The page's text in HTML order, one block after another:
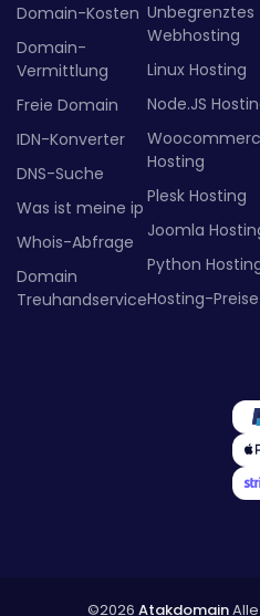
Domain-Kosten
Domain-
Vermittlung
Freie Domain
IDN-Konverter
DNS-Suche
Was ist meine ip
Whois-Abfrage
Domain
Treuhandservice
Unbegrenztes
Webhosting
Linux Hosting
Node.JS
Hosting
Plesk Hosting
Joomla
Python
Hosting-Preise
©2026 Atakdomain